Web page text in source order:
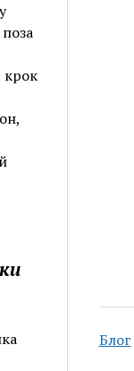
крок
Блог